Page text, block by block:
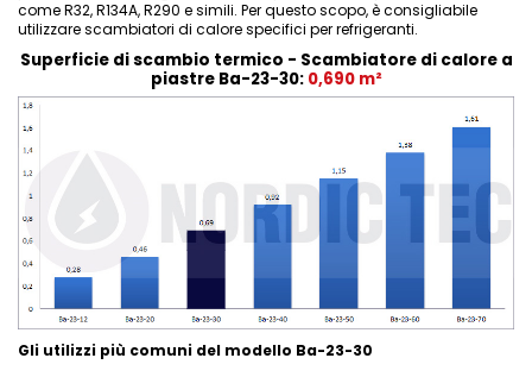
come R32, R134A, R290 e simili. Per questo scopo, è consigliabile
utilizzarescambiatori di calore specifici per refrigeranti.
Superficie di scambio termico - Scambiatore di calore a
piastre Ba-23-30: 0,690 m²
Gli utilizzi più comuni del modello Ba-23-30